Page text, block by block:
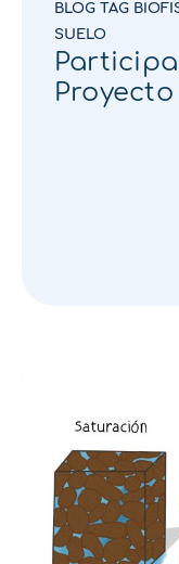
BLOG TAG
SUELO
Proyecto